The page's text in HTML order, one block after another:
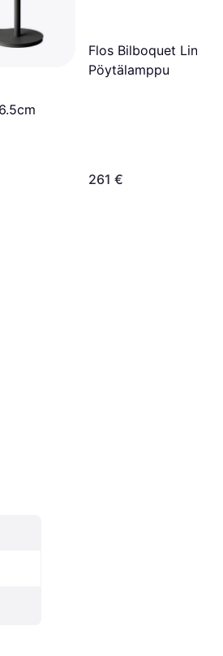
Flos Bilboquet Linen
Pöytälamppu
261 €